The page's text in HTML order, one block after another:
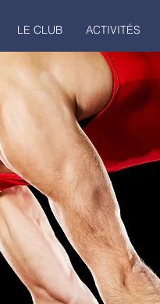
LE CLUB ACTIVITÉS